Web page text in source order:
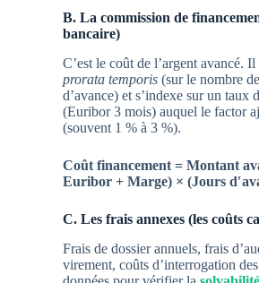
B. La commission de
bancaire)
C’est le coût de l’argent avancé.
prorata temporis (sur le nombre
d’avance) et s’indexe sur un taux
(Euribor 3 mois) auquel le factor
(souvent 1 % à 3 %).
Coût financement = Montant
Euribor + Marge​) × (Jours
C. Les frais annexes (les coûts
Frais de dossier annuels, frais
virement, coûts d’interrogation